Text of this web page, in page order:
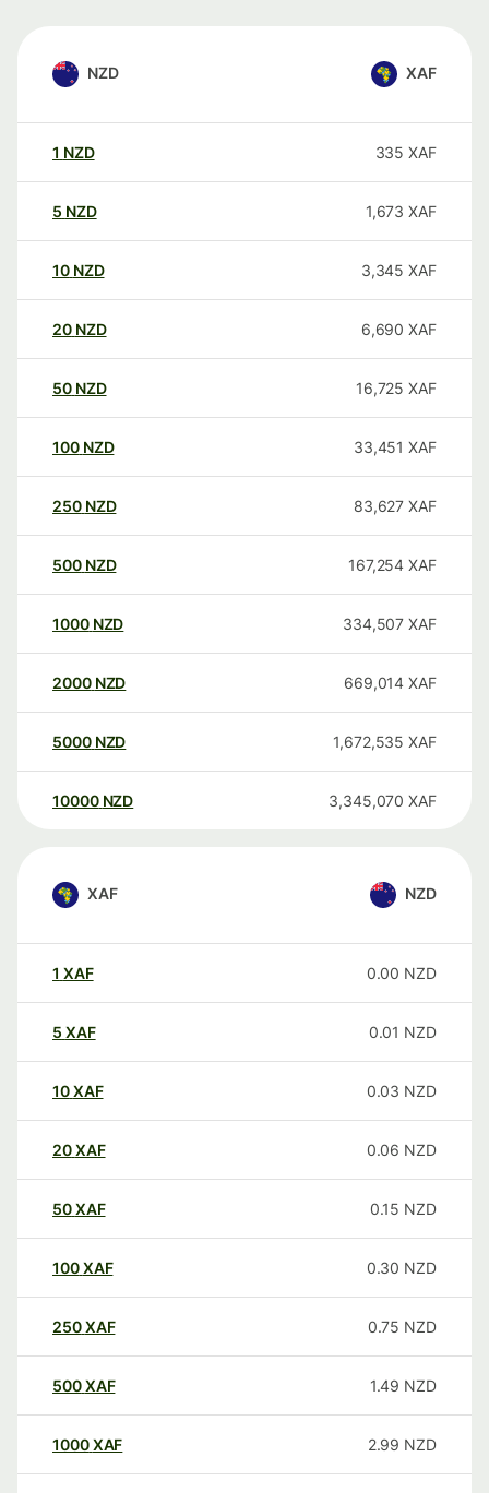
NZD XAF
1 NZD 335 XAF
5 NZD 1,673 XAF
10 NZD 3,345 XAF
20 NZD 6,690 XAF
50 NZD 16,725 XAF
100 NZD 33,451 XAF
250 NZD 83,627 XAF
500 NZD 167,254 XAF
1000 NZD 334,507 XAF
2000 NZD 669,014 XAF
5000 NZD 1,672,535 XAF
10000 NZD 3,345,070 XAF
XAF NZD
1 XAF 0.00 NZD
5 XAF 0.01 NZD
10XAF 0.03 NZD
20XAF 0.06 NZD
50XAF 0.15 NZD
100XAF 0.30 NZD
250XAF 0.75 NZD
500XAF 1.49 NZD
1000XAF 2.99 NZD